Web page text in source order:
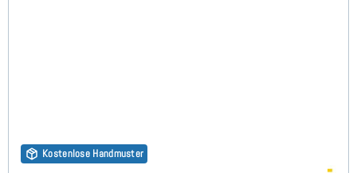
Kostenlose Handmuster